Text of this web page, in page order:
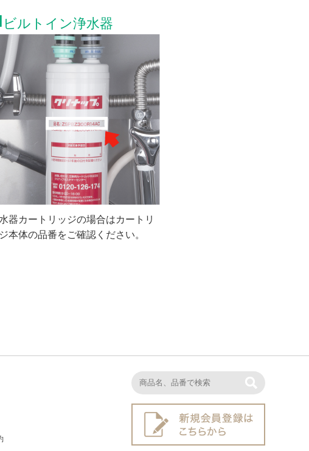
ビルトイン浄水器
器カートリッジの場合はカートリ
本体の品番をご確認ください。